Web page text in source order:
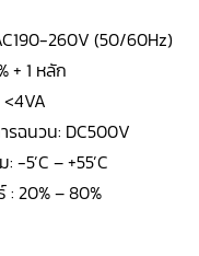
260V (50/60Hz)
+ 1 หลัก
รฉนวน: DC500V
5’C – +55’C
20% – 80%